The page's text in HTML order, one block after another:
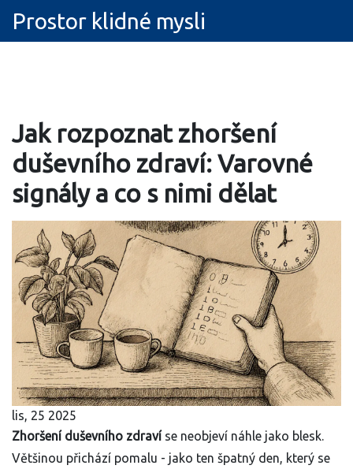
Prostor klidné mysli
Jak rozpoznat zhoršení
duševního zdraví: Varovné
signály a co s nimi dělat
lis, 25 2025
Zhoršení duševního zdravíse neobjeví náhle jako blesk.
Většinou přichází pomalu - jako ten špatný den, který se